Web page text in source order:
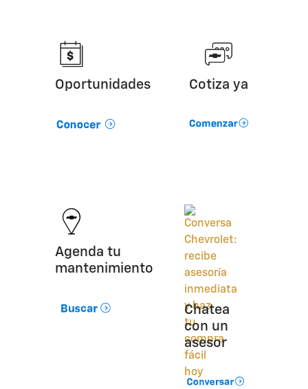
Oportunidades Cotiza ya
Agenda tu
mantenimiento
Chatea
con un
asesor